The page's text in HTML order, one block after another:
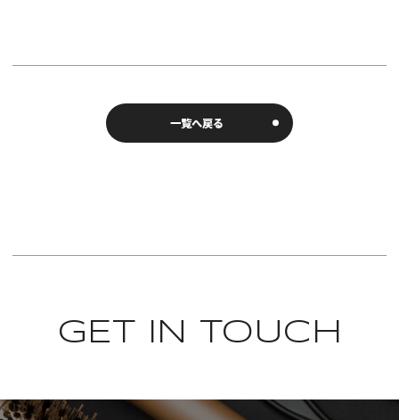
一覧へ戻る
GET IN TOUCH